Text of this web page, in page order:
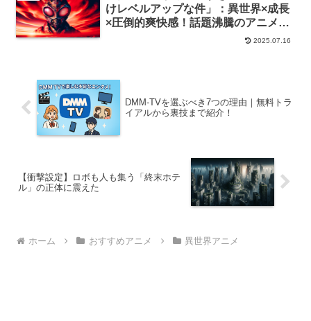
けレベルアップな件」：異世界×成長
×圧倒的爽快感！話題沸騰のアニメ化
2025.07.16
DMM-TVを選ぶべき7つの理由｜無料トラ
イアルから裏技まで紹介！
【衝撃設定】ロボも人も集う「終末ホテ
ル」の正体に震えた
ホーム おすすめアニメ 異世界アニメ